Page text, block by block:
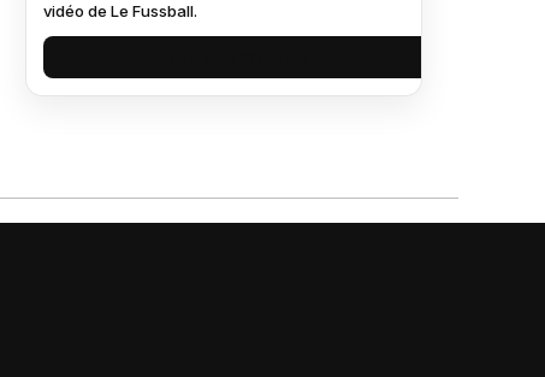
vidéo de Le Fussball.